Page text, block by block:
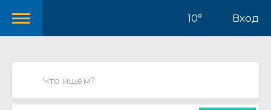
10° Вход